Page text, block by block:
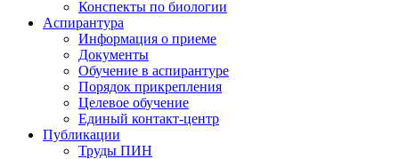
Конспекты по биологии
Аспирантура
Информация о приеме
Документы
Обучение в аспирантуре
Порядок прикрепления
Целевое обучение
Единый контакт-центр
Публикации
Труды ПИН